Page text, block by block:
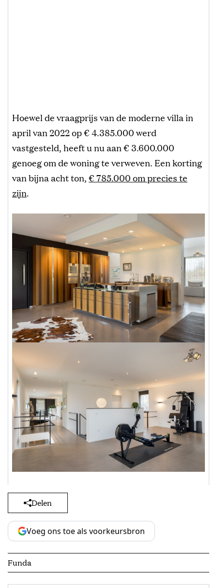
Hoewel de vraagprijs van de moderne villa in
april van 2022 op € 4.385.000 werd
vastgesteld, heeft u nu aan € 3.600.000
genoeg om de woning te verweven. Een korting
van bijna acht ton,€ 785.000 om precies te
zijn.
Delen
Voeg ons toe als voorkeursbron
Funda